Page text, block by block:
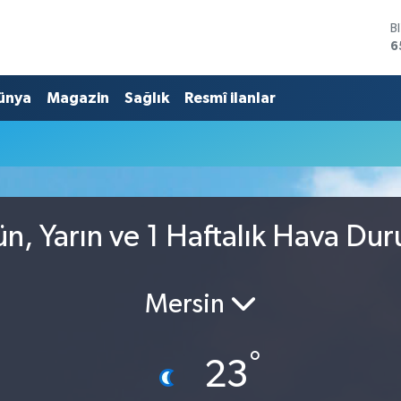
Magazin Sağlık Resmî ilanlar
Yarın ve 1 Haftalık Hava
Mersin
23°